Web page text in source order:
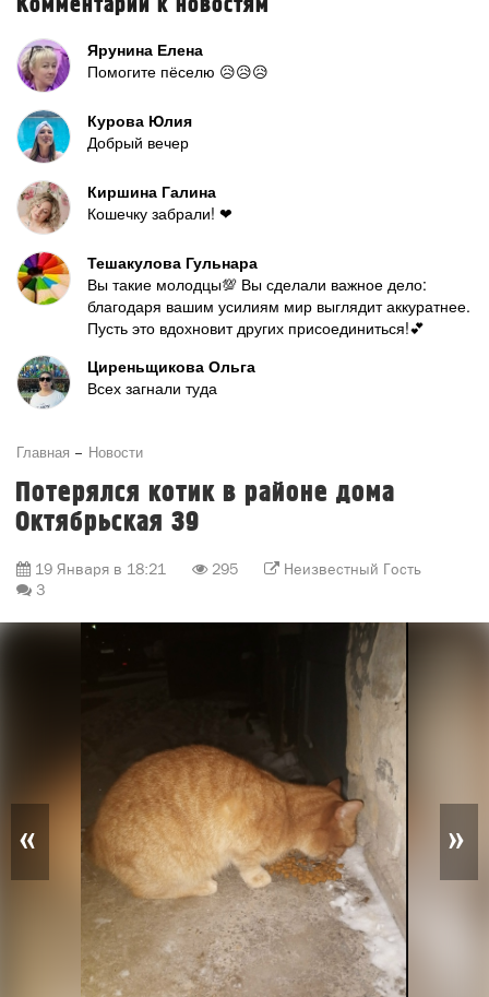
Ярунина Елена
Помогите пёселю 😥😥😥
Курова Юлия
Добрый вечер
Киршина Галина
Кошечку забрали! ❤
Тешакулова Гульнара
Вы такие молодцы💯 Вы сделали важное дело:
благодаря вашим усилиям мир выглядит аккуратнее.
Пусть это вдохновит других присоединиться!💕
Циреньщикова Ольга
Всех загнали туда
Главная Новости
Потерялся котик в районе дома
Октябрьская 39
19 Января в 18:21 295
Неизвестный Гость
3
« »